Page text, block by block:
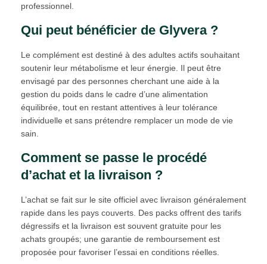
professionnel.
Qui peut bénéficier de Glyvera ?
Le complément est destiné à des adultes actifs souhaitant
soutenir leur métabolisme et leur énergie. Il peut être
envisagé par des personnes cherchant une aide à la
gestion du poids dans le cadre d’une alimentation
équilibrée, tout en restant attentives à leur tolérance
individuelle et sans prétendre remplacer un mode de vie
sain.
Comment se passe le procédé
d’achat et la livraison ?
L’achat se fait sur le site officiel avec livraison généralement
rapide dans les pays couverts. Des packs offrent des tarifs
dégressifs et la livraison est souvent gratuite pour les
achats groupés; une garantie de remboursement est
proposée pour favoriser l’essai en conditions réelles.